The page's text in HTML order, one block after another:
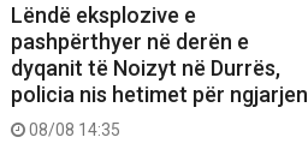
Lëndë eksplozive e
pashpërthyer në derën e
dyqanit të Noizyt në Durrës,
policia nis hetimet për ngjarjen
08/08 14:35